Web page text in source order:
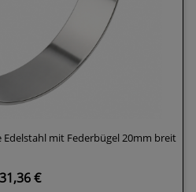
Edelstahl mit Federbügel 20mm breit
31,36 €